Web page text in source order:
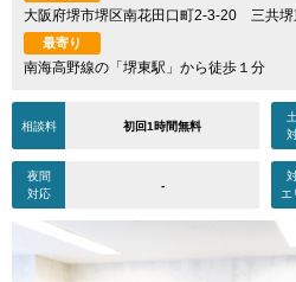
大阪府堺市堺区南花田口町2-3-20 三共堺
最寄り
南海高野線の「堺東駅」から徒歩１分
相談料 初回1時間無料
夜間
対応
-
エ